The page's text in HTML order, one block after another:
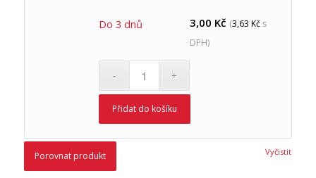
Vyčistit
3,00 Kč (3,63 Kč s
DPH)
Do 3 dnů
Přidat do košíku
Porovnat produkt